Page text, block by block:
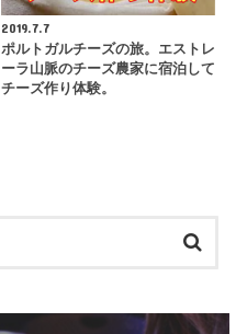
2019.7.7
ポルトガルチーズの旅。エストレ
ーラ山脈のチーズ農家に宿泊して
チーズ作り体験。